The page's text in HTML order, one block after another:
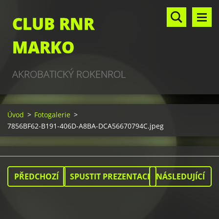
CLUB RNR
MARKO
AKROBATICKÝ ROKENROL
Úvod > Fotogalerie >
7856BF62-B191-406D-A8BA-DCA56670794C.jpeg
PŘEDCHOZÍ SPUSTIT PREZENTACI NÁSLEDUJÍCÍ